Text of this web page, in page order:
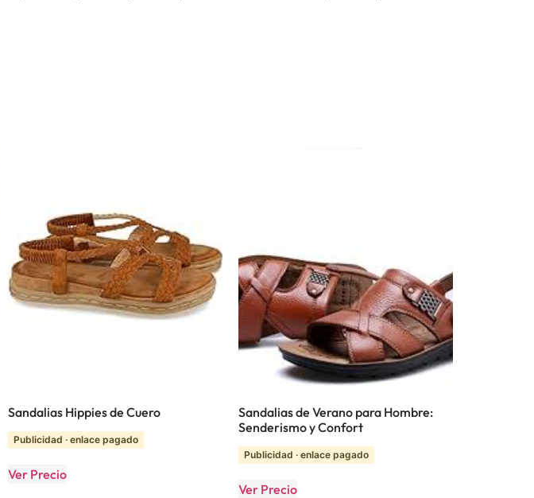
Sandalias Hippies de Cuero
Publicidad · enlace pagado
Ver Precio
Sandalias de Verano para Hombre:
Senderismo y Confort
Publicidad · enlace pagado
Ver Precio